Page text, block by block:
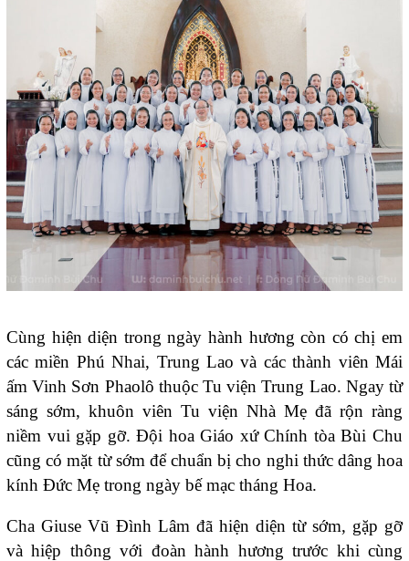
Cùng hiện diện trong ngày hành hương còn có chị em
các miền Phú Nhai, Trung Lao và các thành viên Mái
ấm Vinh Sơn Phaolô thuộc Tu viện Trung Lao. Ngay từ
sáng sớm, khuôn viên Tu viện Nhà Mẹ đã rộn ràng
niềm vui gặp gỡ. Đội hoa Giáo xứ Chính tòa Bùi Chu
cũng có mặt từ sớm để chuẩn bị cho nghi thức dâng hoa
kính Đức Mẹ trong ngày bế mạc tháng Hoa.
Cha Giuse Vũ Đình Lâm đã hiện diện từ sớm, gặp gỡ
và hiệp thông với đoàn hành hương trước khi cùng